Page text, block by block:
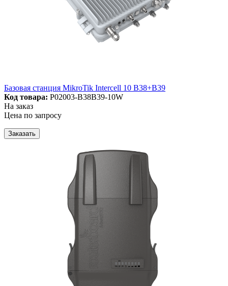
Базовая станция MikroTik Intercell 10 B38+B39
Код товара: P02003-B38B39-10W
На заказ
Цена по запросу
Заказать